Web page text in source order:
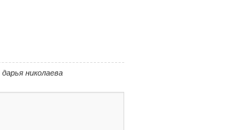
дарья николаева